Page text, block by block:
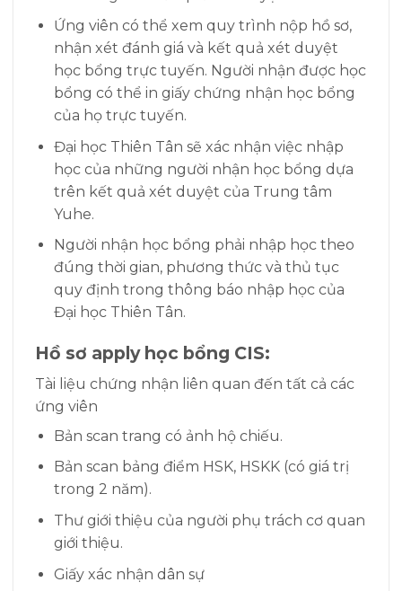
Ứng viên có thể xem quy trình nộp hồ sơ,
nhận xét đánh giá và kết quả xét duyệt
học bổng trực tuyến. Người nhận được học
bổng có thể in giấy chứng nhận học bổng
của họ trực tuyến.
Đại học Thiên Tân sẽ xác nhận việc nhập
học của những người nhận học bổng dựa
trên kết quả xét duyệt của Trung tâm
Yuhe.
Người nhận học bổng phải nhập học theo
đúng thời gian, phương thức và thủ tục
quy định trong thông báo nhập học của
Đại học Thiên Tân.
Hồ sơ apply học bổng CIS:
Tài liệu chứng nhận liên quan đến tất cả các
ứng viên
Bản scan trang có ảnh hộ chiếu.
Bản scan bảng điểm HSK, HSKK (có giá trị
trong 2 năm).
Thư giới thiệu của người phụ trách cơ quan
giới thiệu.
Giấy xác nhận dân sự